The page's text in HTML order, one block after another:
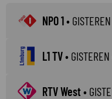
NPO 1• GISTEREN
L1 TV• GISTEREN
RTV West•